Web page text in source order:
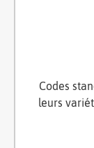
Codes
leurs